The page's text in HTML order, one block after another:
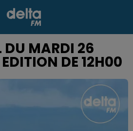
DU MARDI 26
DE 12H00